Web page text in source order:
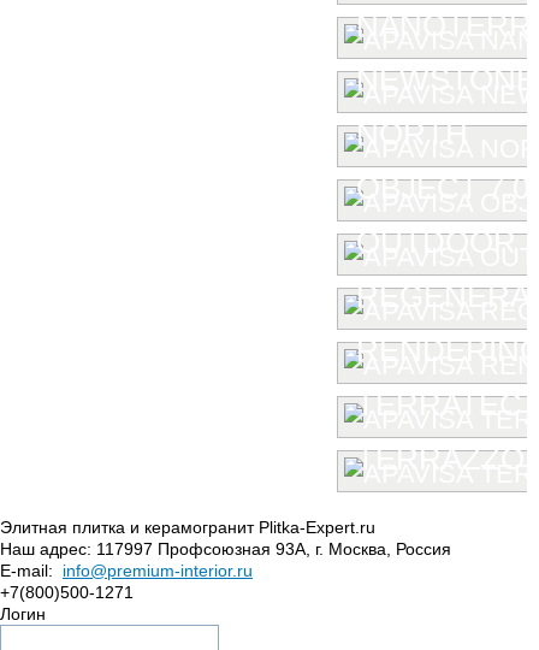
NEWSTONE
NORTH
OBJECT 7.0
OUTDOOR
TERRATEC
TERRAZZO
Элитная плитка и керамогранит Plitka-Expert.ru
Наш адрес: 117997 Профсоюзная 93А г. Москва
Россия
E-mail:
info@premium-interior.ru
+7(800)500-1271
Логин